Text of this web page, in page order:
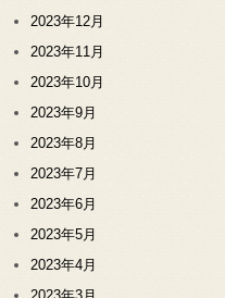
2023年12月
2023年11月
2023年10月
2023年9月
2023年8月
2023年7月
2023年6月
2023年5月
2023年4月
2023年3月